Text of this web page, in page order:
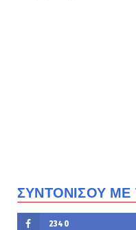
ΣΥΝΤΟΝΙΣΟΥ
2340